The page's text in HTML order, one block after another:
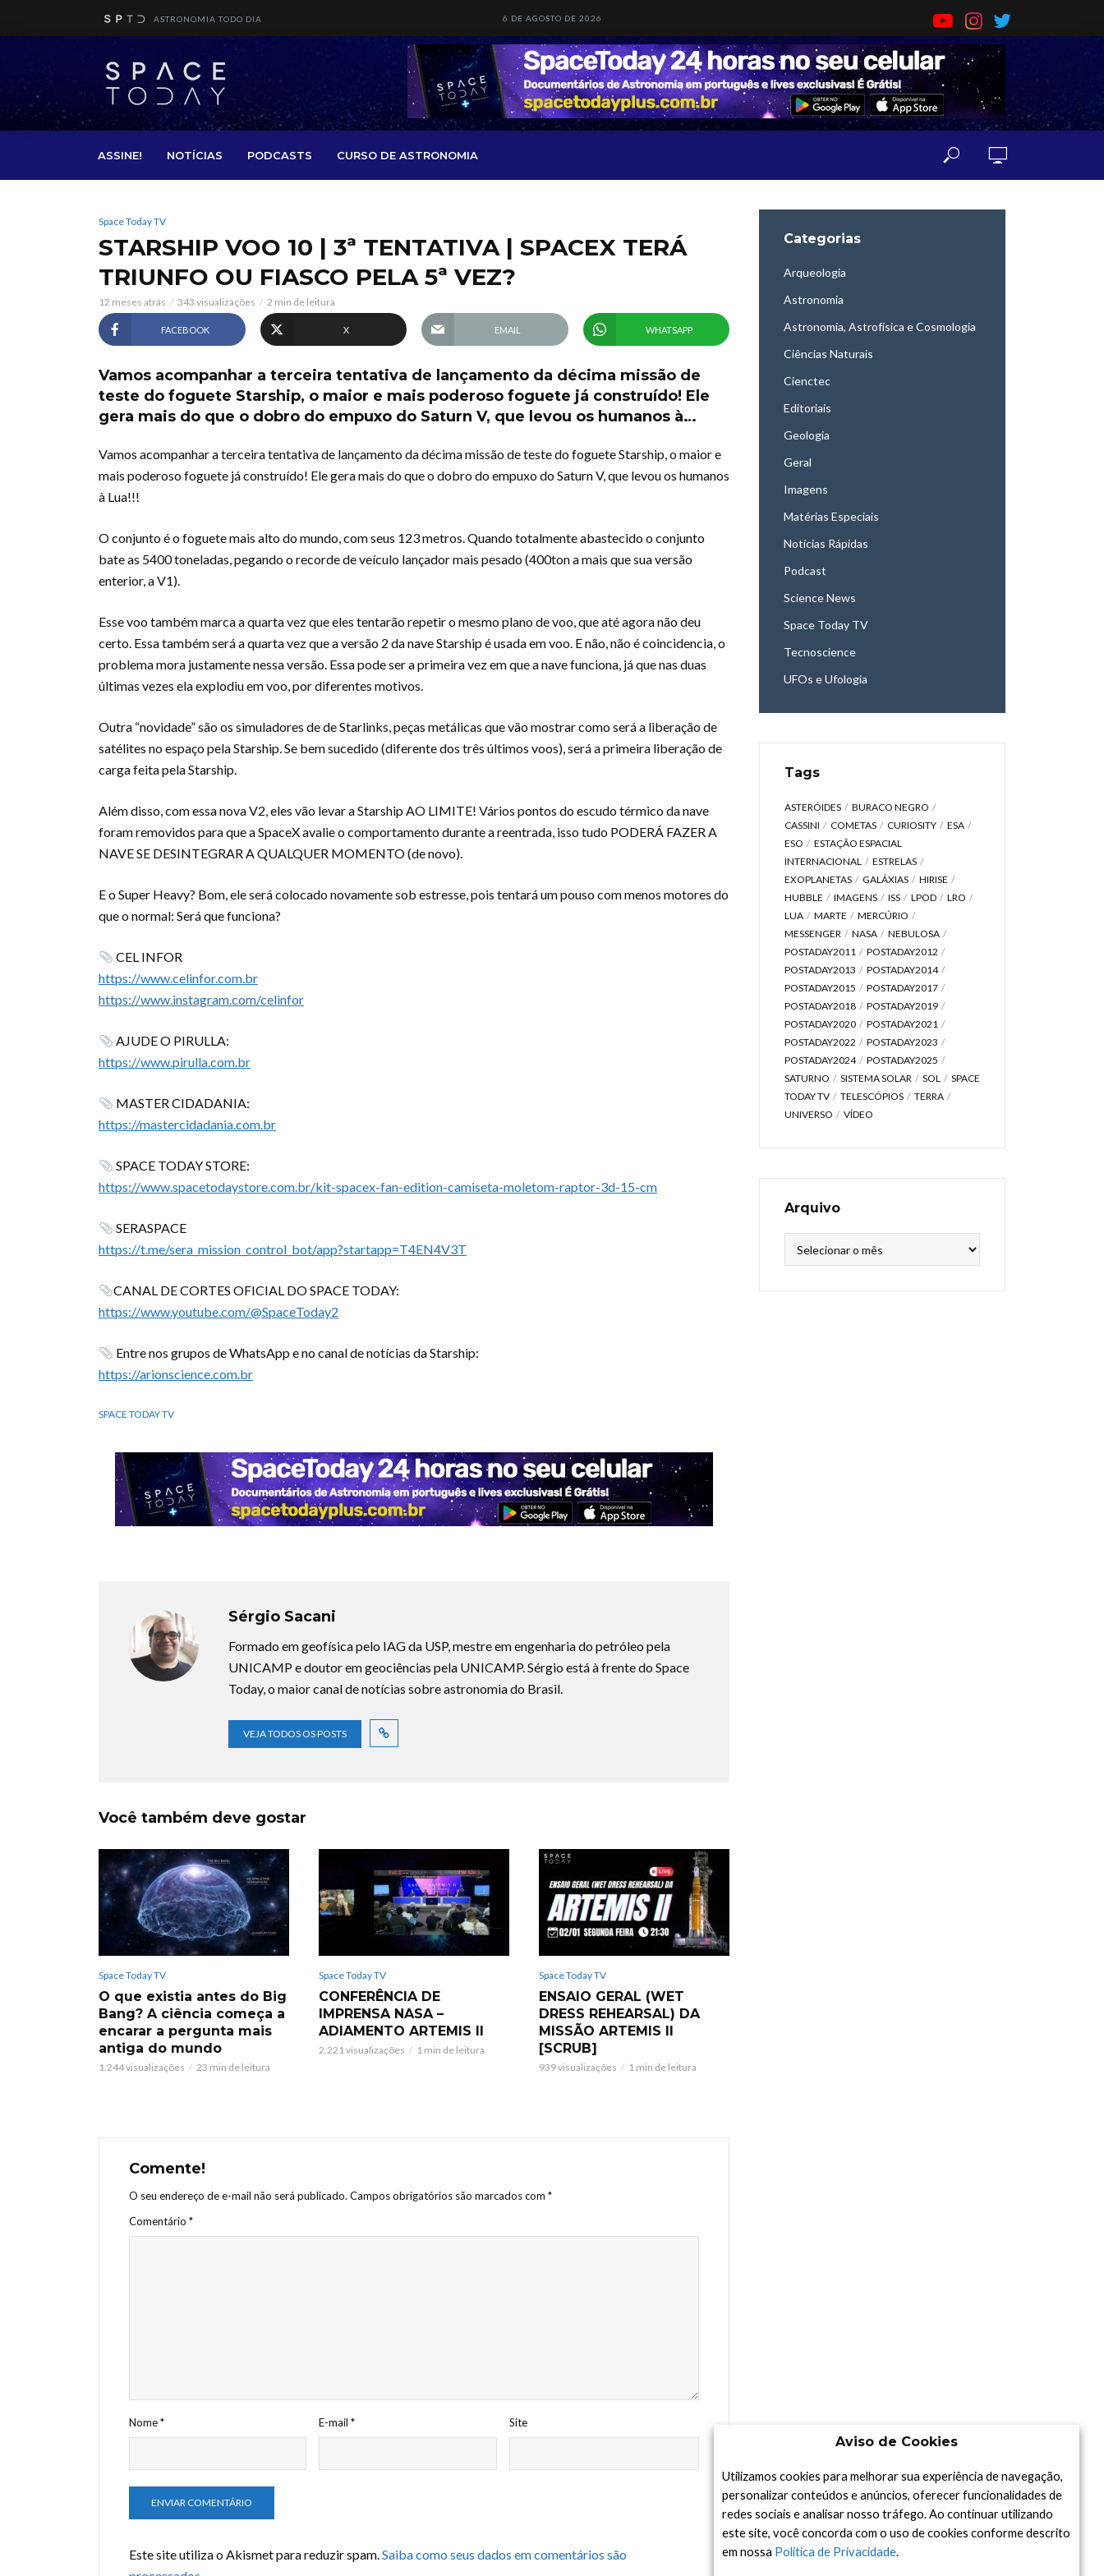
ASTRONOMIA TODO DIA 6 DE AGOSTO DE 2026
ASSINE! NOTÍCIAS PODCASTS CURSO DE ASTRONOMIA
Space Today TV
STARSHIP VOO 10 | 3ª TENTATIVA | SPACEX TERÁ
TRIUNFO OU FIASCO PELA 5ª VEZ?
12 meses atrás 343 visualizações 2 min de leitura
FACEBOOK X EMAIL WHATSAPP
Vamos acompanhar a terceira tentativa de lançamento da décima missão de
teste do foguete Starship, o maior e mais poderoso foguete já construído! Ele
gera mais do que o dobro do empuxo do Saturn V, que levou os humanos à…
Vamos acompanhar a terceira tentativa de lançamento da décima missão de teste do foguete Starship, o maior e
mais poderoso foguete já construído! Ele gera mais do que o dobro do empuxo do Saturn V, que levou os humanos
à Lua!!!
O conjunto é o foguete mais alto do mundo, com seus 123 metros. Quando totalmente abastecido o conjunto
bate as 5400 toneladas, pegando o recorde de veículo lançador mais pesado (400ton a mais que sua versão
enterior, a V1).
Esse voo também marca a quarta vez que eles tentarão repetir o mesmo plano de voo, que até agora não deu
certo. Essa também será a quarta vez que a versão 2 da nave Starship é usada em voo. E não, não é coincidencia, o
problema mora justamente nessa versão. Essa pode ser a primeira vez em que a nave funciona, já que nas duas
últimas vezes ela explodiu em voo, por diferentes motivos.
Outra “novidade” são os simuladores de de Starlinks, peças metálicas que vão mostrar como será a liberação de
satélites no espaço pela Starship. Se bem sucedido (diferente dos três últimos voos), será a primeira liberação de
carga feita pela Starship.
Além disso, com essa nova V2, eles vão levar a Starship AO LIMITE! Vários pontos do escudo térmico da nave
foram removidos para que a SpaceX avalie o comportamento durante a reentrada, isso tudo PODERÁ FAZER A
NAVE SE DESINTEGRAR A QUALQUER MOMENTO (de novo).
E o Super Heavy? Bom, ele será colocado novamente sob estresse, pois tentará um pouso com menos motores do
que o normal: Será que funciona?
CEL INFOR
https://www.celinfor.com.br
https://www.instagram.com/celinfor
AJUDE O PIRULLA:
https://www.pirulla.com.br
MASTER CIDADANIA:
https://mastercidadania.com.br
SPACE TODAY STORE:
https://www.spacetodaystore.com.br/kit-spacex-fan-edition-camiseta-moletom-raptor-3d-15-cm
SERASPACE
https://t.me/sera_mission_control_bot/app?startapp=T4EN4V3T
CANAL DE CORTES OFICIAL DO SPACE TODAY:
https://www.youtube.com/@SpaceToday2
Entre nos grupos de WhatsApp e no canal de notícias da Starship:
https://arionscience.com.br
SPACE TODAY TV
Sérgio Sacani
Formado em geofísica pelo IAG da USP, mestre em engenharia do petróleo pela
UNICAMP e doutor em geociências pela UNICAMP. Sérgio está à frente do Space
Today, o maior canal de notícias sobre astronomia do Brasil.
VEJA TODOS OS POSTS
Você também deve gostar
Space Today TV
O que existia antes do Big
Bang? A ciência começa a
encarar a pergunta mais
antiga do mundo
1.244 visualizações 23 min de leitura
Space Today TV
CONFERÊNCIA DE
IMPRENSA NASA –
ADIAMENTO ARTEMIS II
2.221 visualizações 1 min de leitura
Space Today TV
ENSAIO GERAL (WET
DRESS REHEARSAL) DA
MISSÃO ARTEMIS II
[SCRUB]
939 visualizações 1 min de leitura
Comente!
O seu endereço de e-mail não será publicado. Campos obrigatórios são marcados com *
Comentário *
Nome* E-mail* Site
Este site utiliza o Akismet para reduzir spam.Saiba como seus dados em comentários são
Categorias
Arqueologia
Astronomia
Astronomia, Astrofísica e Cosmologia
Ciências Naturais
Cienctec
Editoriais
Geologia
Geral
Imagens
Matérias Especiais
Notícias Rápidas
Podcast
Science News
Space Today TV
Tecnoscience
UFOs e Ufologia
Tags
ASTERÓIDES
BURACO NEGRO
CASSINI
COMETAS CURIOSITY
ESA
ESO
ESTAÇÃO ESPACIAL
INTERNACIONAL
ESTRELAS
EXOPLANETAS
GALÁXIAS
HIRISE
HUBBLE
IMAGENS ISS LPOD
LRO
LUA
MARTE
MERCÚRIO
MESSENGER
NASA
NEBULOSA
POSTADAY2011
POSTADAY2012
POSTADAY2013
POSTADAY2014
POSTADAY2015
POSTADAY2017
POSTADAY2018
POSTADAY2019
POSTADAY2020
POSTADAY2021
POSTADAY2022
POSTADAY2023
POSTADAY2024
POSTADAY2025
SATURNO
SISTEMA SOLAR SOL
SPACE
TODAY TV
TELESCÓPIOS
TERRA
UNIVERSO
VÍDEO
Arquivo
Aviso de Cookies
Utilizamos cookies para melhorar sua experiência de navegação,
personalizar conteúdos e anúncios, oferecer funcionalidades de
redes sociais e analisar nosso tráfego. Ao continuar utilizando
este site, você concorda com o uso de cookies conforme descrito
em nossa Política de Privacidade.